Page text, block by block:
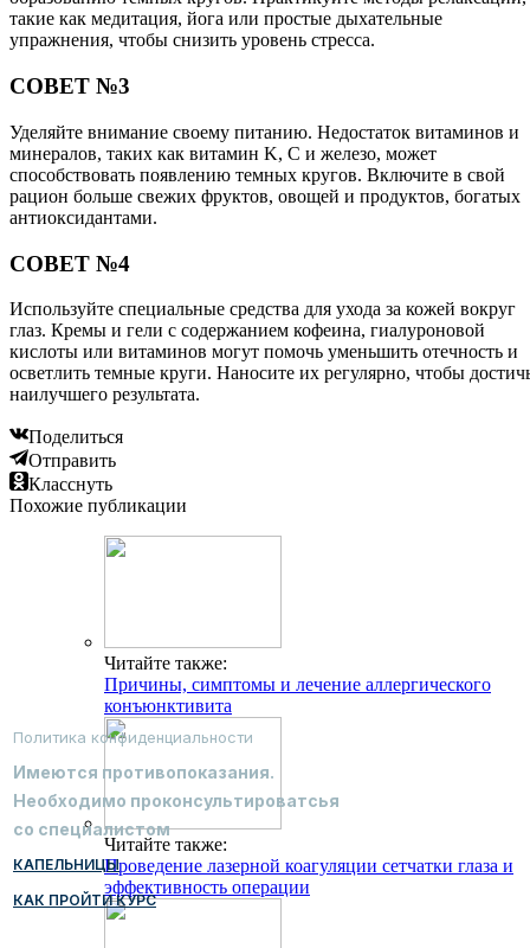
такие как медитация, йога или простые дыхательные
упражнения, чтобы снизить уровень стресса.
СОВЕТ №3
Уделяйте внимание своему питанию. Недостаток витаминов и
минералов, таких как витамин K, C и железо, может
способствовать появлению темных кругов. Включите в свой
рацион больше свежих фруктов, овощей и продуктов, богатых
антиоксидантами.
СОВЕТ №4
Используйте специальные средства для ухода за кожей вокруг
глаз. Кремы и гели с содержанием кофеина, гиалуроновой
кислоты или витаминов могут помочь уменьшить отечность и
осветлить темные круги. Наносите их регулярно, чтобы
наилучшего результата.
Поделиться
Отправить
Класснуть
Похожие публикации
Читайте также:
Причины, симптомы и лечение аллергического
конъюнктивита
Читайте также:
Проведение лазерной коагуляции сетчатки глаза и
эффективность операции
Политика конфиденциальности
Имеются противопоказания.
Необходимо проконсультироватсья
со специалистом
КАПЕЛЬНИЦЫ
КАК ПРОЙТИ КУРС